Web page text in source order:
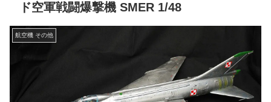
ド空軍戦闘爆撃機 SMER 1/48
航空機 その他